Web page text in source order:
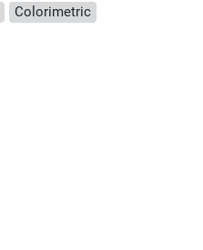
Colorimetric